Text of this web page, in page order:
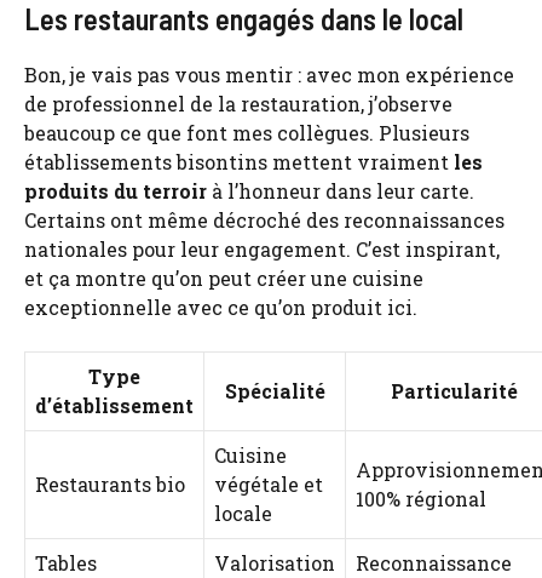
Les restaurants engagés dans le local
Bon, je vais pas vous mentir : avec mon expérience
de professionnel de la restauration, j’observe
beaucoup ce que font mes collègues. Plusieurs
établissements bisontins mettent vraiment les
produits du terroir à l’honneur dans leur carte.
Certains ont même décroché des reconnaissances
nationales pour leur engagement. C’est inspirant,
et ça montre qu’on peut créer une cuisine
exceptionnelle avec ce qu’on produit ici.
Type
d’établissement
Spécialité Particularité
Restaurants bio
Cuisine
végétale et
locale
100% régional
Tables
Valorisation
Reconnaissance